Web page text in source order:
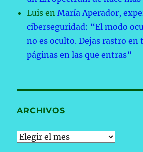
Luis enMaría Aperador,
ciberseguridad: “El modo
no es oculto. Dejas rastro en
páginas en las que entras”
ARCHIVOS
Archivos